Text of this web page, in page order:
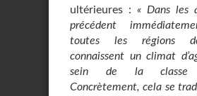
ultérieures : « Dans les
précédent
toutes les régions
connaissent un climat
sein de la classe
Concrètement, cela se